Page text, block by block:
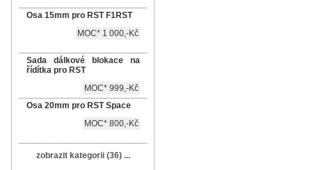
Osa 15mm pro RST F1RST
MOC* 1 000,-Kč
Sada dálkové blokace na
řídítka pro RST
MOC* 999,-Kč
Osa 20mm pro RST Space
MOC* 800,-Kč
zobrazit kategorii (36) ...